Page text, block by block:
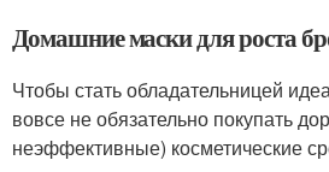
Домашние маски для роста
Чтобы стать обладательницей
вовсе не обязательно покупать
неэффективные) косметические